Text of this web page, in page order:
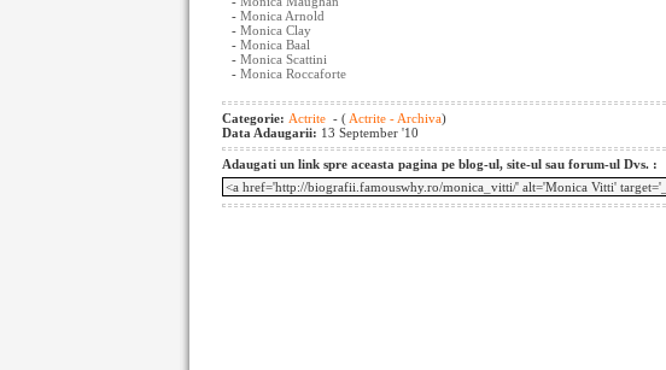
- Monica Arnold
- Monica Clay
- Monica Baal
- Monica Scattini
- Monica Roccaforte
Categorie: Actrite - ( Actrite - Archiva)
Data Adaugarii: 13 September '10
Adaugati un link spre aceasta pagina pe blog-ul, site-ul sau forum-ul Dvs. :